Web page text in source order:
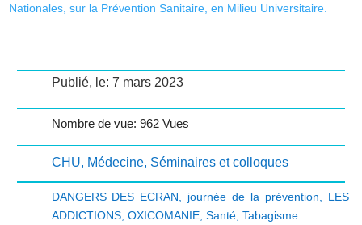
Nationales, sur la Prévention Sanitaire, en Milieu Universitaire.
Publié, le: 7 mars 2023
Nombre de vue: 962 Vues
CHU, Médecine, Séminaires et colloques
DANGERS DES ECRAN journée de la prévention
LES
ADDICTIONS, OXICOMANIE, Santé, Tabagisme